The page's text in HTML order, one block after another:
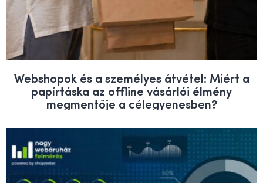
Webshopok és a személyes átvétel: Miért a
papírtáska az offline vásárlói élmény
megmentője a célegyenesben?